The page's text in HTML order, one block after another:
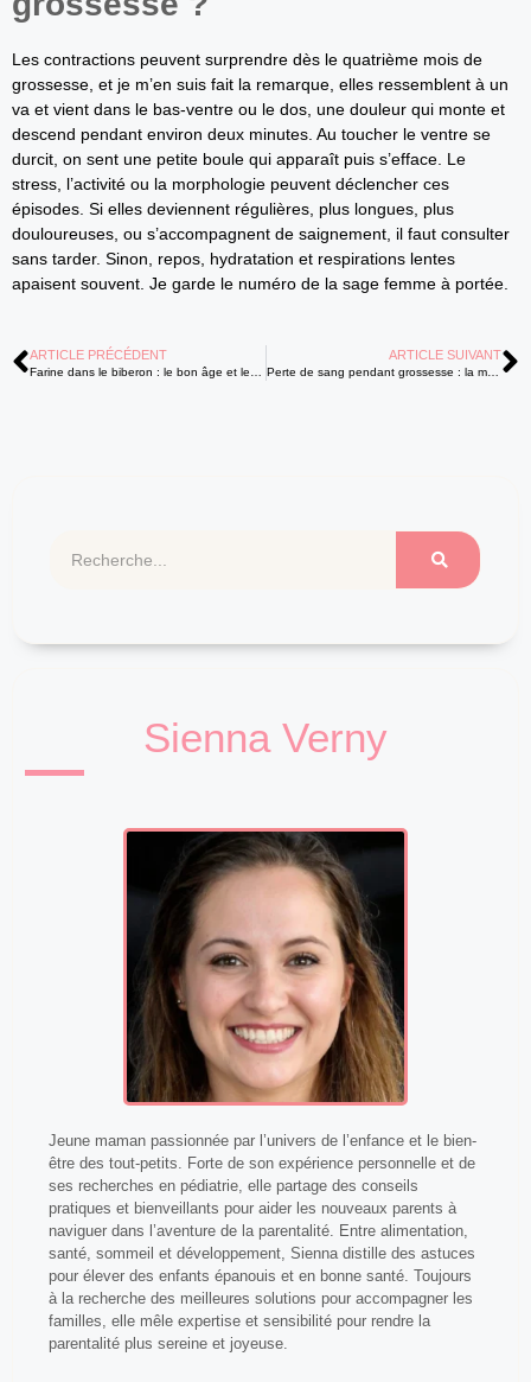
Les contractions peuvent surprendre dès le quatrième mois de
grossesse, et je m’en suis fait la remarque, elles ressemblent à un
va et vient dans le bas-ventre ou le dos, une douleur qui monte et
descend pendant environ deux minutes. Au toucher le ventre se
durcit, on sent une petite boule qui apparaît puis s’efface. Le
stress, l’activité ou la morphologie peuvent déclencher ces
épisodes. Si elles deviennent régulières, plus longues, plus
douloureuses, ou s’accompagnent de saignement, il faut consulter
sans tarder. Sinon, repos, hydratation et respirations lentes
apaisent souvent. Je garde le numéro de la sage femme à portée.
ARTICLE PRÉCÉDENT ARTICLE SUIVANT
Perte de sang pendant grossesse : la marche à suivre en urgence ?
Sienna Verny
Jeune maman passionnée par l’univers de l’enfance et le bien-
être des tout-petits. Forte de son expérience personnelle et de
ses recherches en pédiatrie, elle partage des conseils
pratiques et bienveillants pour aider les nouveaux parents à
naviguer dans l’aventure de la parentalité. Entre alimentation,
santé, sommeil et développement, Sienna distille des astuces
pour élever des enfants épanouis et en bonne santé. Toujours
à la recherche des meilleures solutions pour accompagner les
familles, elle mêle expertise et sensibilité pour rendre la
parentalité plus sereine et joyeuse.